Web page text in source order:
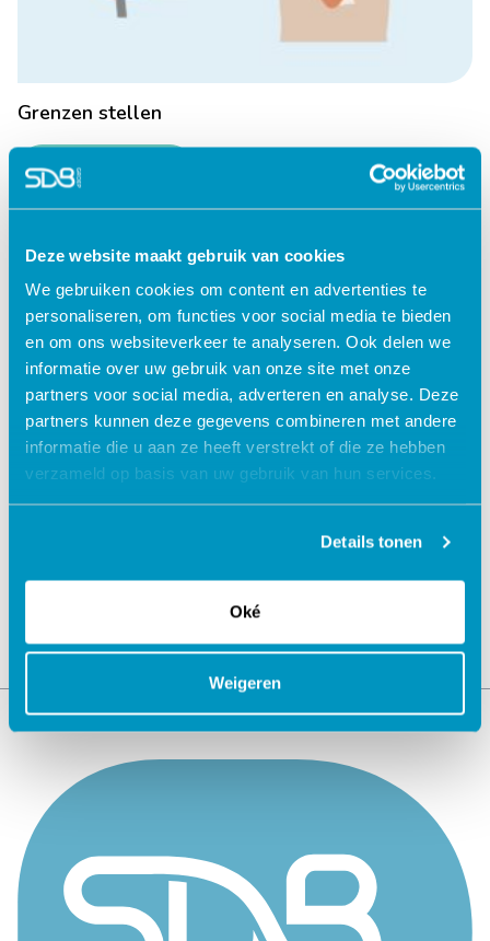
Deze website maakt gebruik van cookies
We gebruiken cookies om content en advertenties te
personaliseren, om functies voor social media te bieden
en om ons websiteverkeer te analyseren. Ook delen we
informatie over uw gebruik van onze site met onze
partners voor social media, adverteren en analyse. Deze
partners kunnen deze gegevens combineren met andere
informatie die u aan ze heeft verstrekt of die ze hebben
verzameld op basis van uw gebruik van hun services.
Details tonen
Oké
Weigeren
Grenzen stellen
Lees verder
Jouw data veilig in de cloud